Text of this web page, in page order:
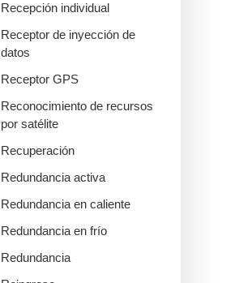
Recepción individual
Receptor de inyección de
datos
Receptor GPS
Reconocimiento de recursos
por satélite
Recuperación
Redundancia activa
Redundancia en caliente
Redundancia en frío
Redundancia